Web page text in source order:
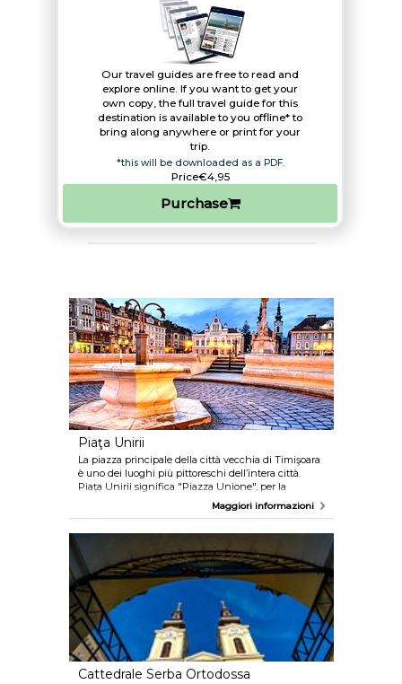
Our travel guides are free to read and
explore online. If you want to get your
own copy, the full travel guide for this
destination is available to you offline* to
bring along anywhere or print for your
trip.​
*this will be downloaded as a PDF.
Price€4,95
Purchase
Piaţa Unirii
La piazza principale della città vecchia di Timişoara
è uno dei luoghi più pittoreschi dell’intera città.
Piaţa Unirii significa "Piazza Unione", per la
presenza delle due cattedrali - una cattolica e una
ortodossa - che sorgono ai lati opposti della piazza
posto ideale per rilassarsi sorseggiando un caffè.
Maggiori informazioni
Cattedrale Serba Ortodossa